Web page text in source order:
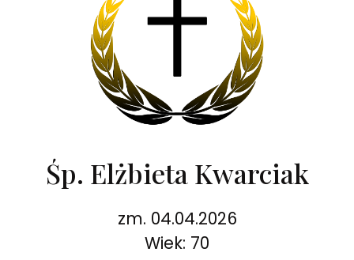
Śp. Elżbieta Kwarciak
zm. 04.04.2026
Wiek: 70